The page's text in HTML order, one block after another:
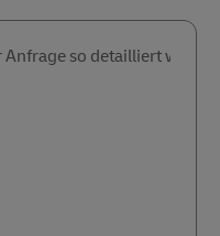
Anfrage so detailliert wie